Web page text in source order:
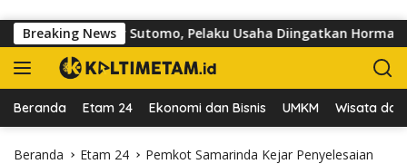
Breaking News
Jalan dr Sutomo, Pelaku Usaha Diingatkan Hormati Hak
Beranda Etam 24 Ekonomi dan Bisnis UMKM Wisata dan
Beranda Etam 24
Pemkot Samarinda Kejar Penyelesaian